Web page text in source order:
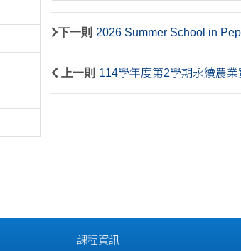
下一則 2026 Summer School in
上一則 114學年度第2學期永續農業
課程資訊